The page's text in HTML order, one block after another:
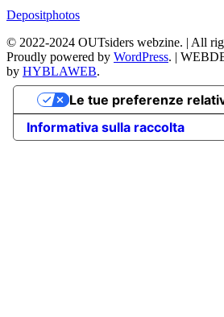
Depositphotos
© 2022-2024 OUTsiders webzine. | All
Proudly powered by WordPress. |
by HYBLAWEB.
Informativa sulla raccolta
Le tue preferenze